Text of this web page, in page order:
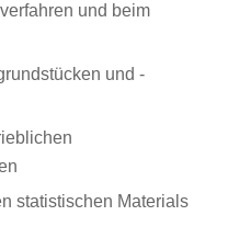
und beim
und -
statistischen Materials